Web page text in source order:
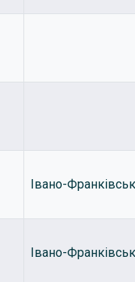
Івано-Франківськ
Івано-Франківськ